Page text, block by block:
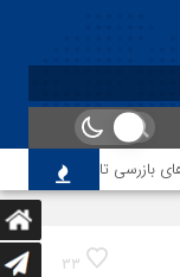
بازرسی تا لزوم اصلاح
33